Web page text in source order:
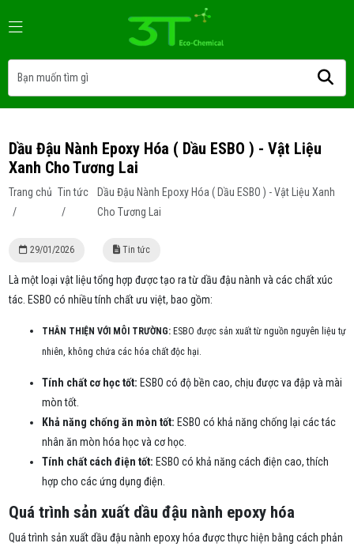
Dầu Đậu Nành Epoxy Hóa ( Dầu ESBO ) - Vật Liệu
Xanh Cho Tương Lai
Trang chủ
/
Tin tức
/
Dầu Đậu Nành Epoxy Hóa ( Dầu ESBO ) - Vật Liệu Xanh
Cho Tương Lai
29/01/2026 Tin tức
Là một loại vật liệu tổng hợp được tạo ra từ dầu đậu nành và các chất xúc
tác. ESBO có nhiều tính chất ưu việt, bao gồm:
THÂN THIỆN VỚI MÔI TRƯỜNG:ESBO được sản xuất từ nguồn nguyên liệu tự
nhiên, không chứa các hóa chất độc hại.
Tính chất cơ học tốt: ESBO có độ bền cao, chịu được va đập và mài
mòn tốt.
Khả năng chống ăn mòn tốt: ESBO có khả năng chống lại các tác
nhân ăn mòn hóa học và cơ học.
Tính chất cách điện tốt: ESBO có khả năng cách điện cao, thích
hợp cho các ứng dụng điện.
Quá trình sản xuất dầu đậu nành epoxy hóa
Quá trình sản xuất dầu đậu nành epoxy hóa được thực hiện bằng cách phản